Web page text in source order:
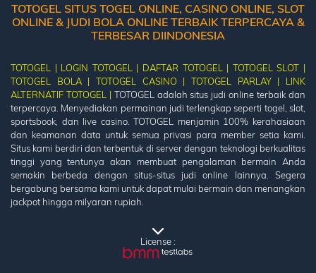
TOTOGEL SITUS TOGEL ONLINE, CASINO ONLINE, SLOT
ONLINE & JUDI BOLA ONLINE TERBAIK TERPERCAYA &
TERBESAR DIINDONESIA
TOTOGEL | LOGIN TOTOGEL | DAFTAR TOTOGEL | TOTOGEL SLOT |
TOTOGEL BOLA |
TOTOGEL CASINO | TOTOGEL PARLAY |
LINK
ALTERNATIF TOTOGEL | TOTOGEL adalah situs judi online terbaik dan
terpercaya. Menyediakan permainan judi terlengkap seperti togel, slot,
sportsbook, dan live casino. TOTOGEL menjamin 100% kerahasiaan
dan keamanan data untuk semua privasi para member setia kami.
Situs kami berdiri dan terbentuk di server dengan teknologi berkualitas
tinggi yang tentunya akan membuat pengalaman bermain Anda
semakin berbeda dengan situs-situs judi online lainnya. Segera
bergabung bersama kami untuk dapat mulai bermain dan menangkan
jackpot hingga milyaran rupiah.
License :